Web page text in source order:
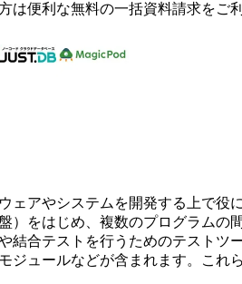
は便利な無料の一括資料請求をご
ェアやシステムを開発する上で
）をはじめ、複数のプログラム
結合テストを行うためのテストツ
ジュールなどが含まれます。これ